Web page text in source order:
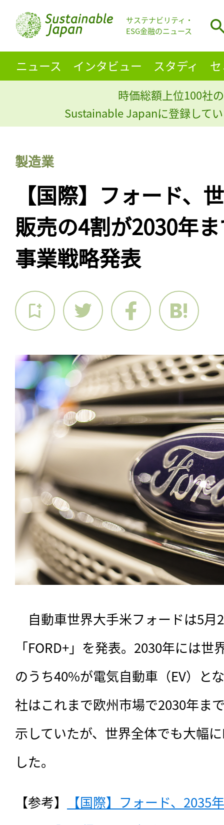
サステナビリティ・
ESG金融のニュース
ニュース インタビュー スタディ
時価総額上位100社
Sustainable Japanに登録して
製造業
【国際】フォード、
販売の4割が2030年
事業戦略発表
自動車世界大手米フォードは5月
「FORD+」を発表。2030年には
のうち40%が電気自動車（EV）と
社はこれまで欧州市場で2030年ま
示していたが、世界全体でも大幅
した。
【参考】
【国際】フォード、2035